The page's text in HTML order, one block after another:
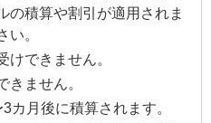
の積算や割引が適用されま
い。
けできません。
きません。
カ月後に積算されます。